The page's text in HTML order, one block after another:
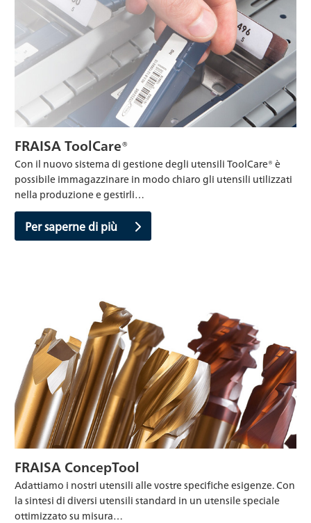
FRAISA ToolCare®
Con il nuovo sistema di gestione degli utensili ToolCare® è
possibile immagazzinare in modo chiaro gli utensili utilizzati
nella produzione e gestirli…
Per saperne di più
FRAISA ConcepTool
Adattiamo i nostri utensili alle vostre specifiche esigenze. Con
la sintesi di diversi utensili standard in un utensile speciale
ottimizzato su misura…